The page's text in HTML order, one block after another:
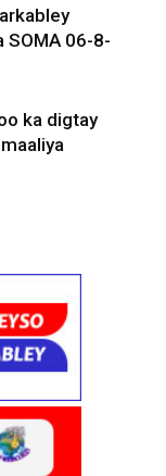
SOMA 06-8-
ka digtay